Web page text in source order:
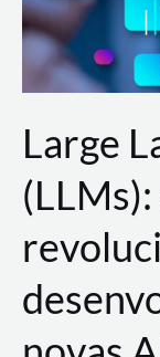
AWS?
Large